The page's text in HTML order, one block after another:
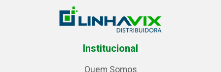
Institucional
Quem Somos